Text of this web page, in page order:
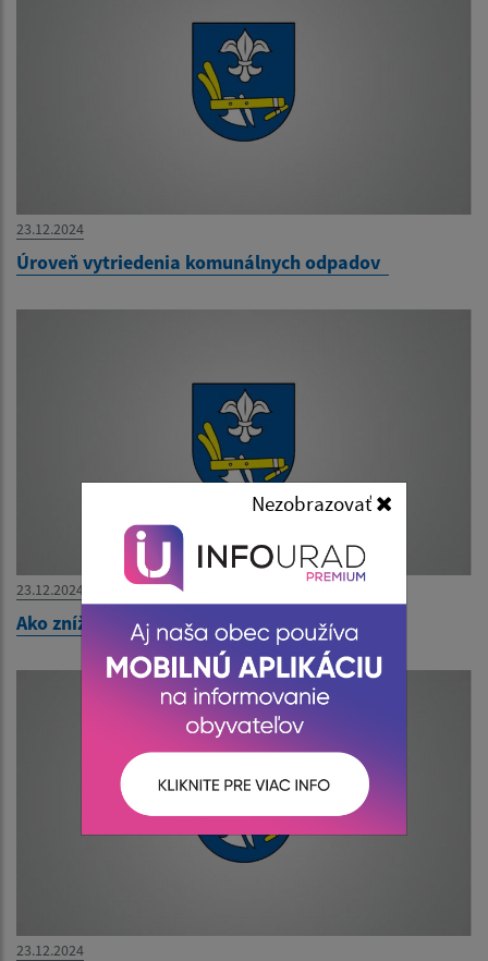
Nezobrazovať
23.12.2024
Úroveň vytriedenia komunálnych odpadov
23.12.2024
Ako znížiť riziko infekcie koronavírusom?
23.12.2024